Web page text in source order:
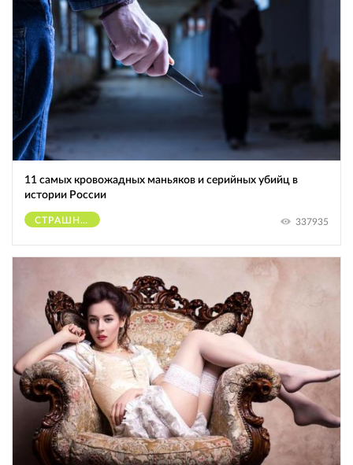
11 самых кровожадных маньяков и серийных убийц в
истории России
СТРАШНОЕ 337935